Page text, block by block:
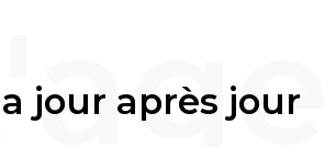
jour après jour